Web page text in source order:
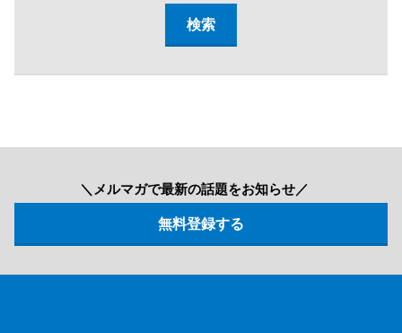
＼メルマガで最新の話題をお知らせ／